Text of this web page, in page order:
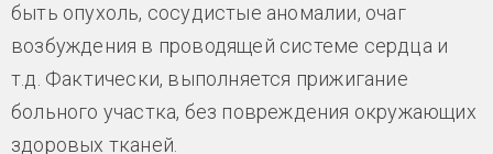
быть опухоль, сосудистые аномалии, очаг
возбуждения в проводящей системе сердца и
т.д. Фактически, выполняется прижигание
больного участка, без повреждения окружающих
здоровых тканей.